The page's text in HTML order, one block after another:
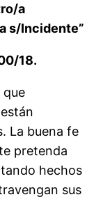
a
s/Incidente”
18.
que
La buena fe
pretenda
hechos
sus